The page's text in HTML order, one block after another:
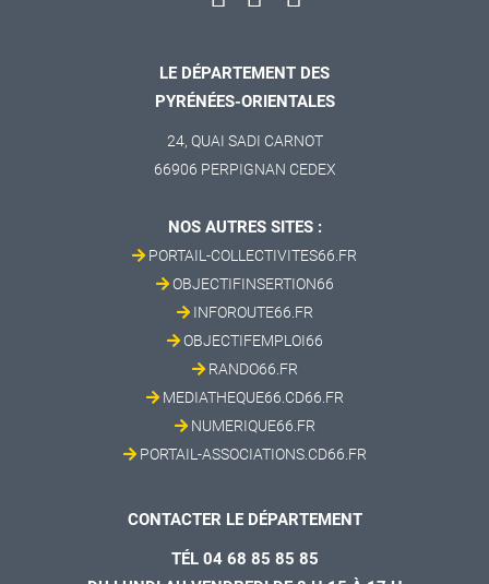
LE DÉPARTEMENT DES
PYRÉNÉES-ORIENTALES
24, QUAI SADI CARNOT
66906 PERPIGNAN CEDEX
NOS AUTRES SITES :
PORTAIL-COLLECTIVITES66.FR
OBJECTIFINSERTION66
INFOROUTE66.FR
OBJECTIFEMPLOI66
RANDO66.FR
MEDIATHEQUE66.CD66.FR
NUMERIQUE66.FR
PORTAIL-ASSOCIATIONS.CD66.FR
CONTACTER LE DÉPARTEMENT
TÉL 04 68 85 85 85